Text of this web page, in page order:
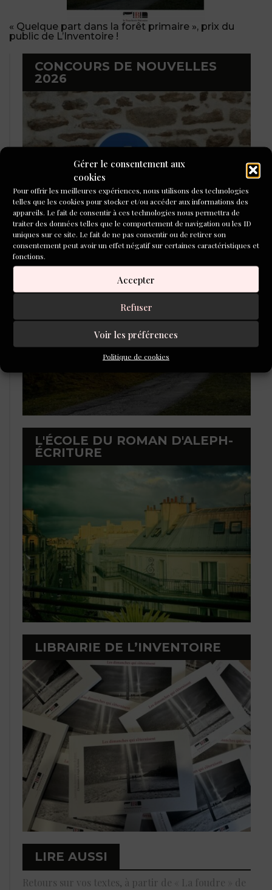
Gérer le consentement aux
cookies
Pour offrir les meilleures expériences, nous utilisons des technologies
telles que les cookies pour stocker et/ou accéder aux informations des
appareils. Le fait de consentir à ces technologies nous permettra de
traiter des données telles que le comportement de navigation ou les ID
uniques sur ce site. Le fait de ne pas consentir ou de retirer son
consentement peut avoir un effet négatif sur certaines caractéristiques et
fonctions.
Accepter
Refuser
Voir les préférences
Politique de cookies
« Quelque part dans la forêt primaire », prix du
public de L’Inventoire !
CONCOURS DE NOUVELLES
2026
LAURÉATS DU CONCOURS DE
POÉSIE 2026
L'ÉCOLE DU ROMAN D'ALEPH-
ÉCRITURE
LIBRAIRIE DE L’INVENTOIRE
LIRE AUSSI
Retours sur vos textes, à partir de « La foudre » de